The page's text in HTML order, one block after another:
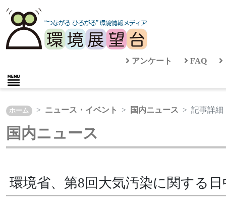
アンケート FAQ
ホーム ニュース・イベント 国内ニュース 記事詳細
国内ニュース
環境省、第8回大気汚染に関する